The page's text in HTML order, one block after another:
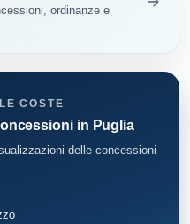
ordinanze e
COSTE
in Puglia
delle concessioni